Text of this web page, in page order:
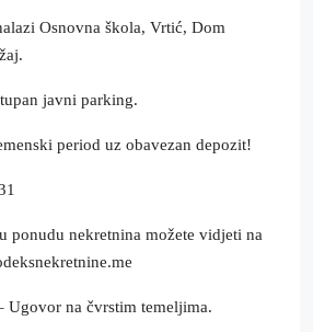
Osnovna škola, Vrtić, Dom
javni parking.
period uz obavezan depozit!
ponudu nekretnina možete vidjeti na
Ugovor na čvrstim temeljima.